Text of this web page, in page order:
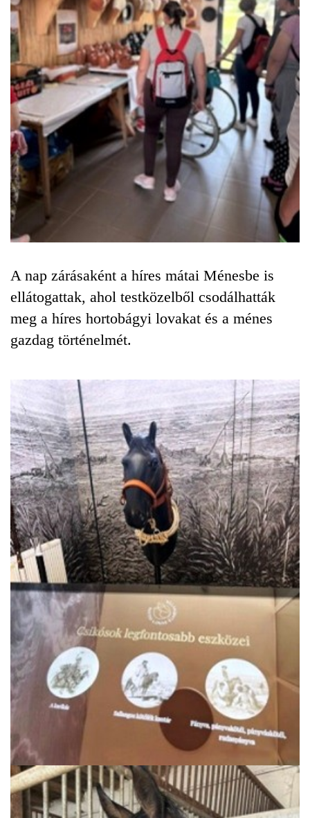
A nap zárásaként a híres mátai Ménesbe is
ellátogattak, ahol testközelből csodálhatták
meg a híres hortobágyi lovakat és a ménes
gazdag történelmét.